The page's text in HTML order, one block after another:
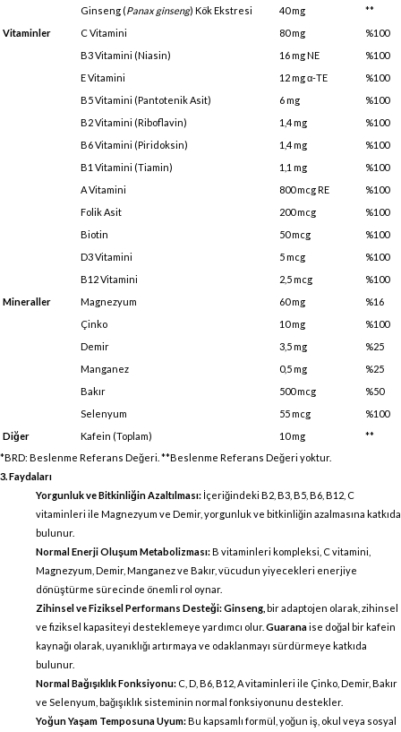
Ginseng (Panax ginseng) Kök Ekstresi 40 mg
**
Vitaminler
C Vitamini 80 mg
%100
B3 Vitamini (Niasin)
16 mg NE
%100
E Vitamini
12 mg α-TE
%100
B5 Vitamini (Pantotenik Asit)
6 mg
%100
B2 Vitamini (Riboflavin)
1,4 mg
%100
B6 Vitamini (Piridoksin)
1,4 mg
%100
B1 Vitamini (Tiamin)
1,1 mg
%100
A Vitamini
800 mcg RE
%100
Folik Asit
200 mcg
%100
Biotin
50 mcg
%100
D3 Vitamini
5 mcg
%100
B12 Vitamini
2,5 mcg
%100
Mineraller
Magnezyum 60 mg
%16
Çinko
10 mg
%100
Demir
3,5 mg
%25
Manganez
0,5 mg
%25
Bakır
500 mcg
%50
Selenyum
55 mcg
%100
Diğer
Kafein (Toplam) 10 mg
**
*BRD: Beslenme Referans Değeri. **Beslenme Referans Değeri yoktur.
3. Faydaları
Yorgunluk ve Bitkinliğin Azaltılması: İçeriğindeki B2, B3, B5, B6, B12, C
vitaminleri ile Magnezyum ve Demir, yorgunluk ve bitkinliğin azalmasına katkıda
bulunur.
Normal Enerji Oluşum Metabolizması:B vitaminleri kompleksi, C vitamini,
Magnezyum, Demir, Manganez ve Bakır, vücudun yiyecekleri enerjiye
dönüştürme sürecinde önemli rol oynar.
Zihinsel ve Fiziksel Performans Desteği:Ginseng, bir adaptojen olarak, zihinsel
ve fiziksel kapasiteyi desteklemeye yardımcı olur. Guaranaise doğal bir kafein
kaynağı olarak, uyanıklığı artırmaya ve odaklanmayı sürdürmeye katkıda
bulunur.
Normal Bağışıklık Fonksiyonu: C, D, B6, B12, A vitaminleri ile Çinko, Demir, Bakır
ve Selenyum, bağışıklık sisteminin normal fonksiyonunu destekler.
Yoğun Yaşam Temposuna Uyum:Bu kapsamlı formül, yoğun iş, okul veya sosyal